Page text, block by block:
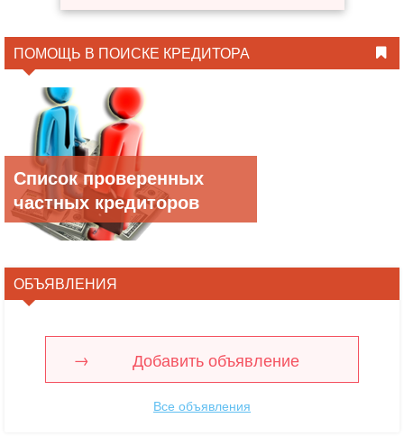
ПОМОЩЬ В ПОИСКЕ КРЕДИТОРА
Список проверенных
частных кредиторов
ОБЪЯВЛЕНИЯ
Добавить объявление
Все объявления